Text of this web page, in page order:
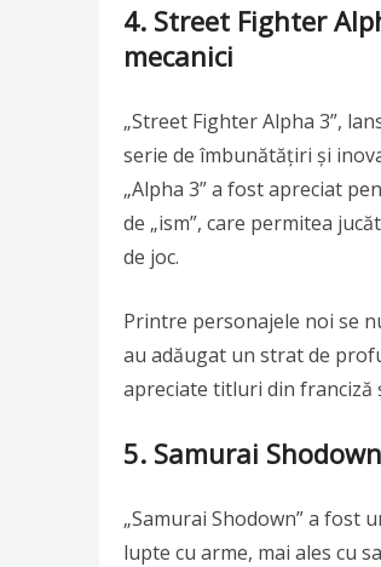
4. Street Fighter
mecanici
„Street Fighter Alpha 3”,
serie de îmbunătățiri și
„Alpha 3” a fost apreciat
de „ism”, care permitea
de joc.
Printre personajele noi se
au adăugat un strat de
apreciate titluri din franciză
5. Samurai
„Samurai Shodown” a fost
lupte cu arme, mai ales cu